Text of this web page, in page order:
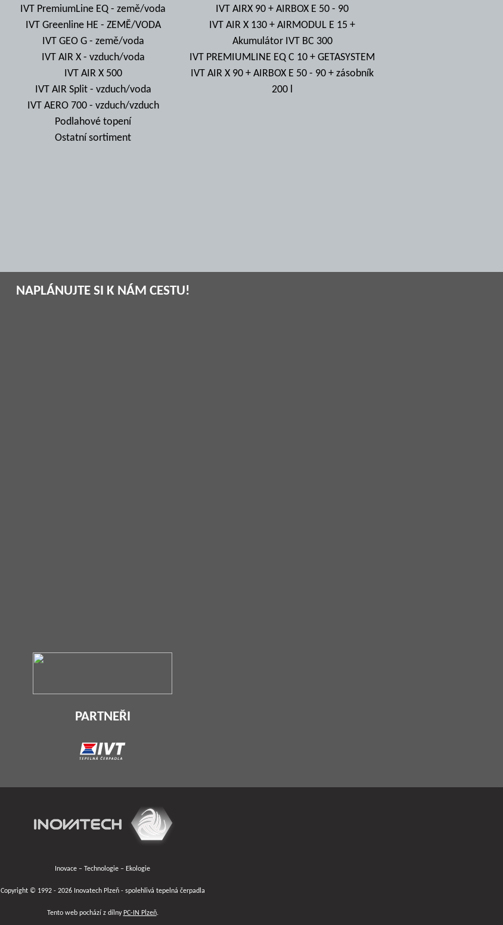
IVT PremiumLine EQ - země/voda
IVT Greenline HE - ZEMĚ/VODA
IVT GEO G - země/voda
IVT AIR X - vzduch/voda
IVT AIR X 500
IVT AIR Split - vzduch/voda
IVT AERO 700 - vzduch/vzduch
Podlahové topení
Ostatní sortiment
IVT AIRX 90 + AIRBOX E 50 - 90
IVT AIR X 130 + AIRMODUL E 15 +
Akumulátor IVT BC 300
IVT PREMIUMLINE EQ C 10 + GETASYSTEM
IVT AIR X 90 + AIRBOX E 50 - 90 + zásobník
200 l
NAPLÁNUJTE SI K NÁM CESTU!
PARTNEŘI
Inovace – Technologie – Ekologie
Copyright © 1992 - 2026 Inovatech Plzeň - spolehlivá tepelná čerpadla
Tento web pochází z dílny PC-IN Plzeň.